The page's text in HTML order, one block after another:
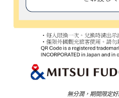
無分潤，期間限定